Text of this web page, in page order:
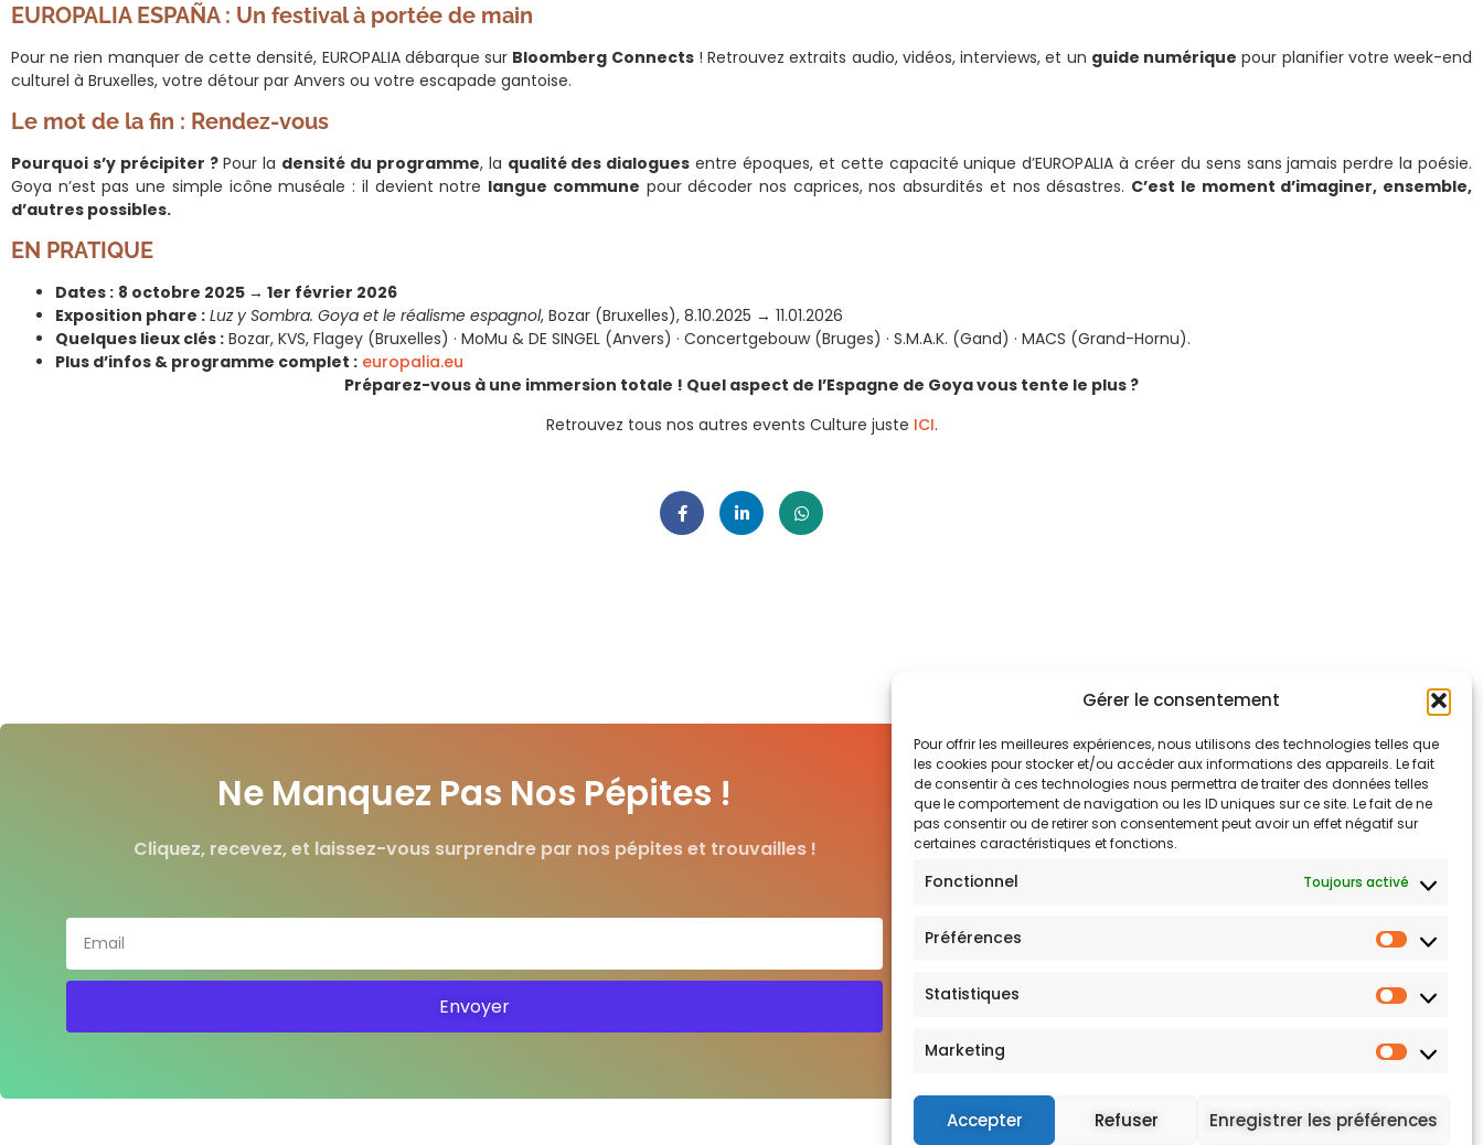
Gérer le consentement
Pour offrir les meilleures expériences, nous utilisons des technologies telles que
les cookies pour stocker et/ou accéder aux informations des appareils. Le fait
de consentir à ces technologies nous permettra de traiter des données telles
que le comportement de navigation ou les ID uniques sur ce site. Le fait de ne
pas consentir ou de retirer son consentement peut avoir un effet négatif sur
certaines caractéristiques et fonctions.
Fonctionnel Toujours activé
Préférences
Statistiques
Marketing
Accepter Refuser Enregistrer les préférences
EUROPALIA ESPAÑA : Un festival à portée de main
Pour ne rien manquer de cette densité, EUROPALIA débarque sur Bloomberg Connects! Retrouvez extraits audio, vidéos, interviews, et un guide numérique pour planifier votre week-end
culturel à Bruxelles, votre détour par Anvers ou votre escapade gantoise.
Le mot de la fin : Rendez-vous
Pourquoi s’y précipiter ?Pour la densité du programme, la qualité des dialogues entre époques, et cette capacité unique d’EUROPALIA à créer du sens sans jamais perdre la poésie.
Goya n’est pas une simple icône muséale : il devient notre langue commune pour décoder nos caprices, nos absurdités et nos désastres. C’est le moment d’imaginer, ensemble,
d’autres possibles.
EN PRATIQUE
Dates : 8 octobre 2025 → 1er février 2026
Exposition phare : Luz y Sombra. Goya et le réalisme espagnol, Bozar (Bruxelles), 8.10.2025 → 11.01.2026
Quelques lieux clés : Bozar, KVS, Flagey (Bruxelles) · MoMu & DE SINGEL (Anvers) · Concertgebouw (Bruges) · S.M.A.K. (Gand) · MACS (Grand-Hornu).
Plus d’infos & programme complet : europalia.eu
Préparez-vous à une immersion totale ! Quel aspect de l’Espagne de Goya vous tente le plus ?
Retrouvez tous nos autres events Culture juste ICI.
Ne Manquez Pas Nos Pépites !
Cliquez, recevez, et laissez-vous surprendre par nos pépites et trouvailles !
Envoyer